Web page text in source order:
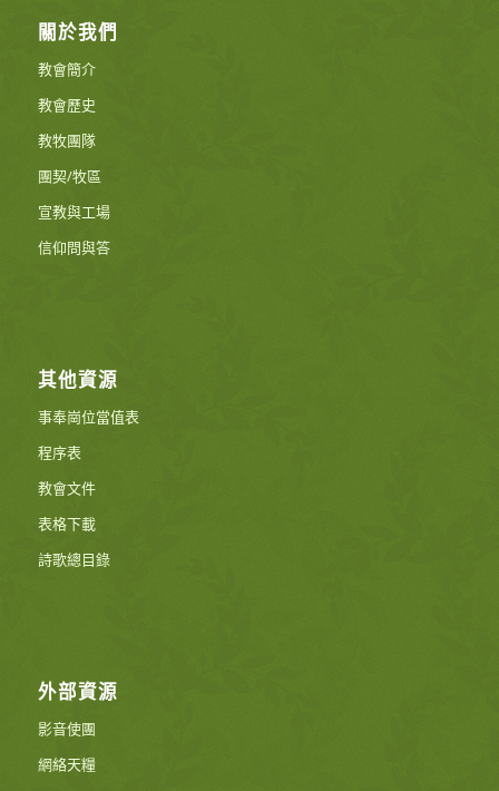
關於我們
教會簡介
教會歷史
教牧團隊
團契/牧區
宣教與工場
信仰問與答
其他資源
事奉崗位當值表
程序表
教會文件
表格下載
詩歌總目錄
外部資源
影音使團
網絡天糧